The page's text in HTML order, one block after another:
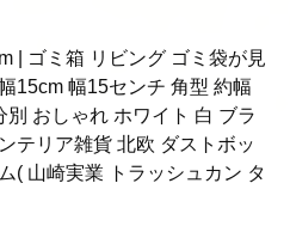
| ゴミ箱 リビング ゴミ袋が見
15cm 幅15センチ 角型 約幅
おしゃれ ホワイト 白 ブラ
テリア雑貨 北欧 ダストボッ
( 山崎実業 トラッシュカン タ